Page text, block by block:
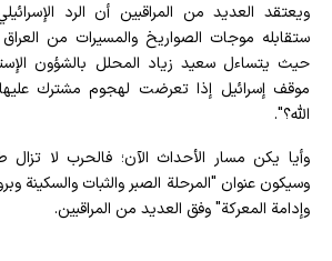
ويعتقد العديد من المراقبين أن الرد
ستقابله موجات الصواريخ والمسيرات من العراق
حيث يتساءل سعيد زياد المحلل بالشؤون
موقف إسرائيل إذا تعرضت لهجوم مشترك
الله؟".
وأيا يكن مسار الأحداث الآن؛ فالحرب لا تزال
وسيكون عنوان "المرحلة الصبر والثبات والسكينة
وإدامة المعركة" وفق العديد من المراقبين.